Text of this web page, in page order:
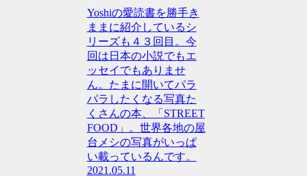
Yoshiの愛読書を勝手き
ままに紹介しているシ
リーズも４３回目。今
回は日本の小説でもエ
ッセイでもありませ
ん。たまに開いてパラ
パラしたくなる写真た
くさんの本、「STREET
FOOD」。世界各地の屋
台メシの写真がいっぱ
い載っているんです。
2021.05.11